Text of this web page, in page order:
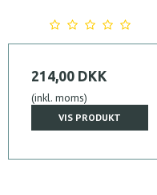
214,00 DKK
(inkl. moms)
VIS PRODUKT